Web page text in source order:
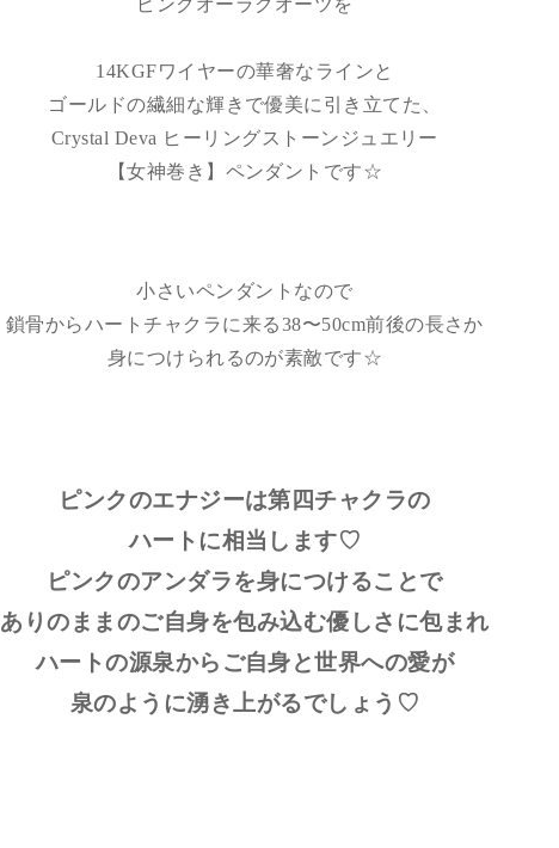
14KGFワイヤーの華奢なラインと
ゴールドの繊細な輝きで優美に引き立てた、
Crystal Deva ヒーリングストーンジュエリー
【女神巻き】ペンダントです☆
小さいペンダントなので
鎖骨からハートチャクラに来る38〜50cm前後の長さか
身につけられるのが素敵です☆
ピンクのエナジーは第四チャクラの
ハートに相当します♡
ピンクのアンダラを身につけることで
ありのままのご自身を包み込む優しさに包まれ
ハートの源泉からご自身と世界への愛が
泉のように湧き上がるでしょう♡